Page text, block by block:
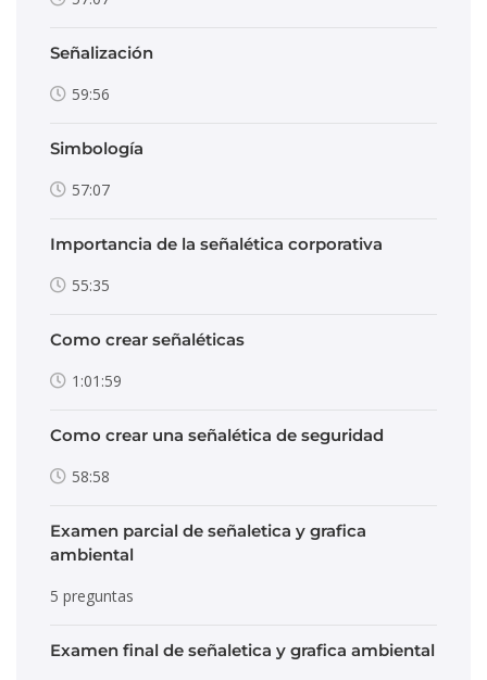
Señalización
59:56
Simbología
57:07
Importancia de la señalética corporativa
55:35
Como crear señaléticas
1:01:59
Como crear una señalética de seguridad
58:58
Examen parcial de señaletica y grafica
ambiental
5 preguntas
Examen final de señaletica y grafica ambiental